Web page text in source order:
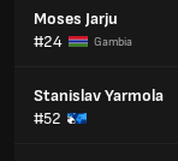
Moses Jarju
#24
Gambia
Stanislav Yarmola
#52